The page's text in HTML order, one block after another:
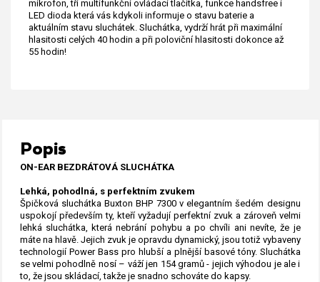
mikrofon, tři multifunkční ovládací tlačítka, funkce handsfree i
LED dioda která vás kdykoli informuje o stavu baterie a
aktuálním stavu sluchátek. Sluchátka, vydrží hrát při maximální
hlasitosti celých 40 hodin a při poloviční hlasitosti dokonce až
55 hodin!
Popis
ON-EAR BEZDRÁTOVÁ SLUCHÁTKA
Lehká, pohodlná, s perfektním zvukem
Špičková sluchátka Buxton BHP 7300 v elegantním šedém designu
uspokojí především ty, kteří vyžadují perfektní zvuk a zároveň velmi
lehká sluchátka, která nebrání pohybu a po chvíli ani nevíte, že je
máte na hlavě. Jejich zvuk je opravdu dynamický, jsou totiž vybaveny
technologií Power Bass pro hlubší a plnější basové tóny. Sluchátka
se velmi pohodlně nosí – váží jen 154 gramů - jejich výhodou je ale i
to, že jsou skládací, takže je snadno schováte do kapsy.